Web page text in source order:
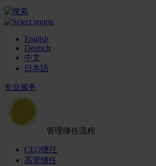
English
Deutsch
中文
日本語
专业服务
管理继任流程
CEO继任
高管继任